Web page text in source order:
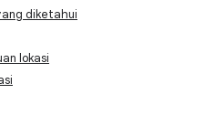
diketahui
lokasi